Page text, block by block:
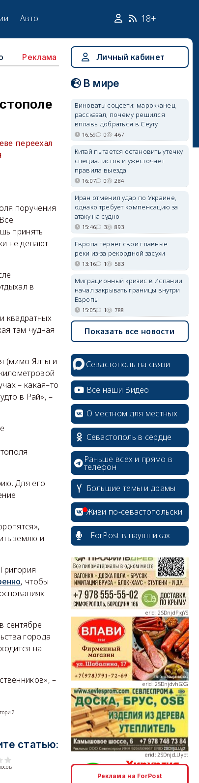
Авто 18+
Реклама
переехал
поручения
принять
не делают
в
квадратных
там чудная
(мимо Ялты и
– какая–то
в Рай», –
Для его
землю и
, чтобы
сентябре
города
на
–
статью:
Личный кабинет
В мире
Виноваты соцсети: марокканец
рассказал, почему решился
вплавь добраться в Сеуту
16:59 0 467
Китай пытается остановить утечку
специалистов и ужесточает
правила выезда
16:07 0 284
Иран отменил удар по Украине,
однако требует компенсацию за
атаку на судно
15:46 3 893
Европа теряет свои главные
реки из-за рекордной засухи
13:16 1 583
Миграционный кризис в Испании
начал закрывать границы внутри
Европы
15:05 1 788
Показать все новости
Севастополь на связи
Все наши Видео
О местном для местных
Севастополь в сердце
Раньше всех и прямо в
телефон
Большие темы и драмы
Живи по-севастопольски
ForPost в наушниках
erid: 2SDnjcrDNw6
erid: 2SDnjdPjgYS
erid: 2SDnjdvhGXG
erid: 2SDnjcLUypt
Реклама на ForPost